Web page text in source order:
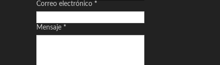
Correo electrónico *
Mensaje *